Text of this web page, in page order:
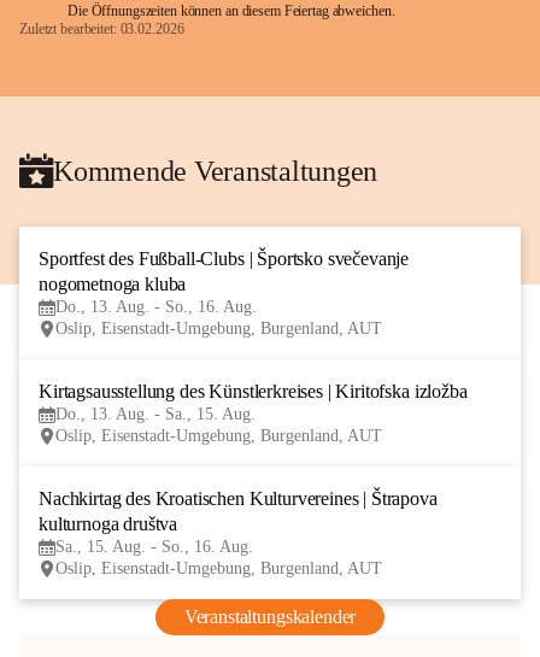
Die Öffnungszeiten können an diesem Feiertag abweichen.
Zuletzt bearbeitet: 03.02.2026
Kommende Veranstaltungen
Sportfest des Fußball-Clubs | Športsko svečevanje
nogometnoga kluba
Do., 13. Aug. - So., 16. Aug.
Oslip, Eisenstadt-Umgebung, Burgenland, AUT
Kirtagsausstellung des Künstlerkreises | Kiritofska izložba
Do., 13. Aug. - Sa., 15. Aug.
Oslip, Eisenstadt-Umgebung, Burgenland, AUT
Nachkirtag des Kroatischen Kulturvereines | Štrapova
kulturnoga društva
Sa., 15. Aug. - So., 16. Aug.
Oslip, Eisenstadt-Umgebung, Burgenland, AUT
Veranstaltungskalender